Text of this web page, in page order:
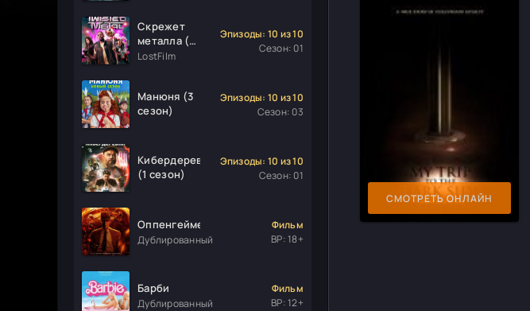
Скрежет
металла (1
сезон)
LostFilm
Эпизоды: 10 из 10
Сезон: 01
Манюня (3
сезон)
Эпизоды: 10 из 10
Сезон: 03
Кибердеревня
(1 сезон)
Эпизоды: 10 из 10
Сезон: 01
Оппенгеймер
Дублированный
Фильм
ВР: 18+
Барби
Дублированный
Фильм
ВР: 12+
СМОТРЕТЬ ОНЛАЙН